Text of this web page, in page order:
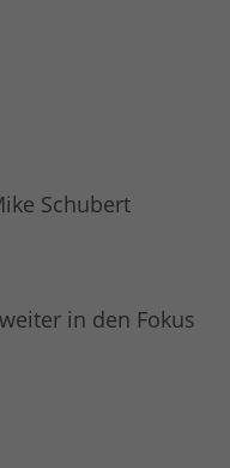
Schubert
in den Fokus